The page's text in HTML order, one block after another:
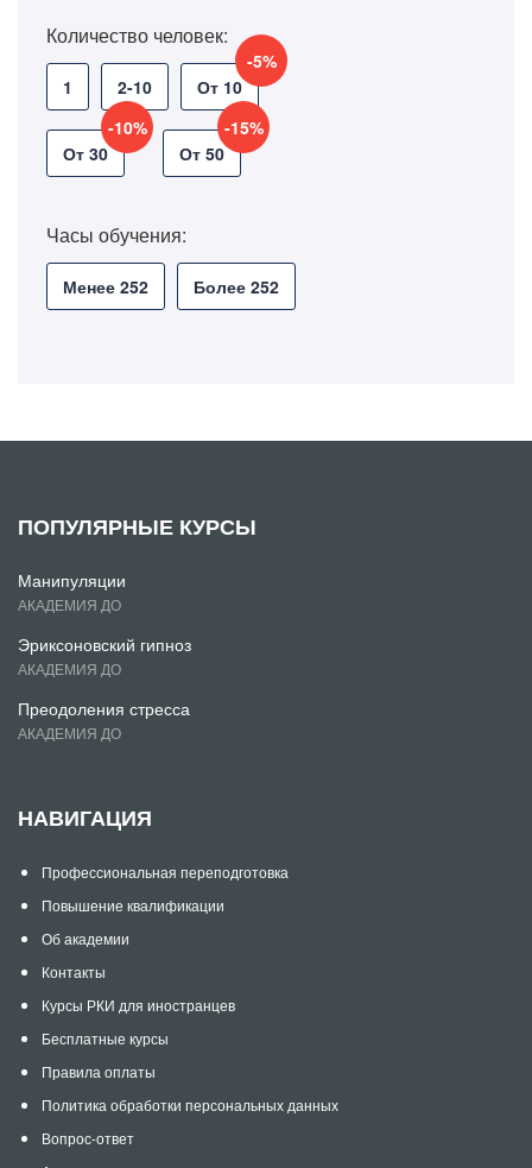
Количество человек:
1 2-10 От 10
-5%
От 30
-10%
От 50
-15%
Часы обучения:
Менее 252 Более 252
ПОПУЛЯРНЫЕ КУРСЫ
Манипуляции
АКАДЕМИЯ ДО
Эриксоновский гипноз
АКАДЕМИЯ ДО
Преодоления стресса
АКАДЕМИЯ ДО
НАВИГАЦИЯ
Профессиональная переподготовка
Повышение квалификации
Об академии
Контакты
Курсы РКИ для иностранцев
Бесплатные курсы
Правила оплаты
Политика обработки персональных данных
Вопрос-ответ